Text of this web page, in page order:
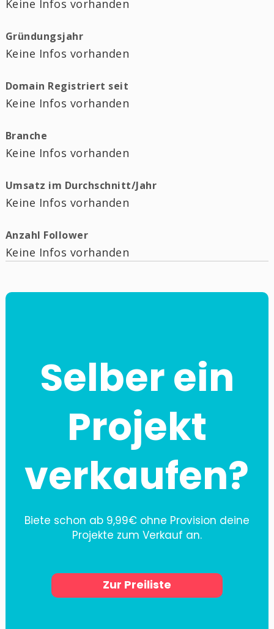
Keine Infos vorhanden
Gründungsjahr
Keine Infos vorhanden
Domain Registriert seit
Keine Infos vorhanden
Branche
Keine Infos vorhanden
Umsatz im Durchschnitt/Jahr
Keine Infos vorhanden
Anzahl Follower
Keine Infos vorhanden
Selber ein
Projekt
verkaufen?
Biete schon ab 9,99€ ohne Provision deine
Projekte zum Verkauf an.
Zur Preiliste